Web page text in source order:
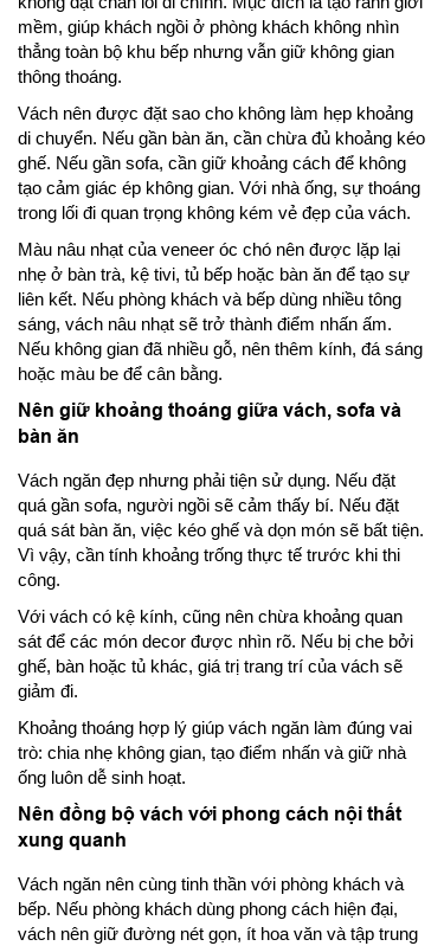
mềm, giúp khách ngồi ở phòng khách không nhìn
thẳng toàn bộ khu bếp nhưng vẫn giữ không gian
thông thoáng.
Vách nên được đặt sao cho không làm hẹp khoảng
di chuyển. Nếu gần bàn ăn, cần chừa đủ khoảng kéo
ghế. Nếu gần sofa, cần giữ khoảng cách để không
tạo cảm giác ép không gian. Với nhà ống, sự thoáng
trong lối đi quan trọng không kém vẻ đẹp của vách.
Màu nâu nhạt của veneer óc chó nên được lặp lại
nhẹ ở bàn trà, kệ tivi, tủ bếp hoặc bàn ăn để tạo sự
liên kết. Nếu phòng khách và bếp dùng nhiều tông
sáng, vách nâu nhạt sẽ trở thành điểm nhấn ấm.
Nếu không gian đã nhiều gỗ, nên thêm kính, đá sáng
hoặc màu be để cân bằng.
Nên giữ khoảng thoáng giữa vách, sofa và
bàn ăn
Vách ngăn đẹp nhưng phải tiện sử dụng. Nếu đặt
quá gần sofa, người ngồi sẽ cảm thấy bí. Nếu đặt
quá sát bàn ăn, việc kéo ghế và dọn món sẽ bất tiện.
Vì vậy, cần tính khoảng trống thực tế trước khi thi
công.
Với vách có kệ kính, cũng nên chừa khoảng quan
sát để các món decor được nhìn rõ. Nếu bị che bởi
ghế, bàn hoặc tủ khác, giá trị trang trí của vách sẽ
giảm đi.
Khoảng thoáng hợp lý giúp vách ngăn làm đúng vai
trò: chia nhẹ không gian, tạo điểm nhấn và giữ nhà
ống luôn dễ sinh hoạt.
Nên đồng bộ vách với phong cách nội thất
xung quanh
Vách ngăn nên cùng tinh thần với phòng khách và
bếp. Nếu phòng khách dùng phong cách hiện đại,
vách nên giữ đường nét gọn, ít hoa văn và tập trung